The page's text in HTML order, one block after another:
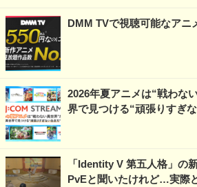
DMM TVで視聴可能なアニ
2026年夏アニメは“戦わな
界で見つける“頑張りすぎ
「Identity V 第五人格」の
PvEと聞いたけれど…実際